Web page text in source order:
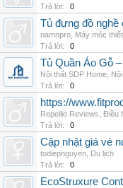
Trả lời:
0
Tủ đựng đồ nghề
namnpro Máy móc
Trả lời:
0
Tủ Quần Áo Gỗ
Nội thất SDP Home
Trả lời:
0
https://
Repellio Reviews Điều
Trả lời:
0
Cập nhật giá vé
todiepnguyen Du lịch
Trả lời:
0
EcoStruxure